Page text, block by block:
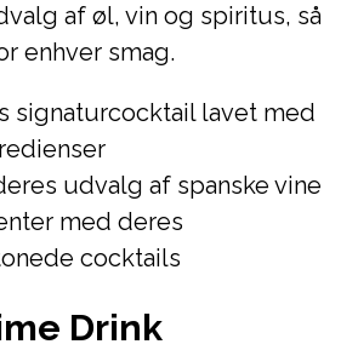
af øl, vin og spiritus, så
enhver smag.
signaturcocktail lavet med
udvalg af spanske vine
med deres
cocktails
Drink